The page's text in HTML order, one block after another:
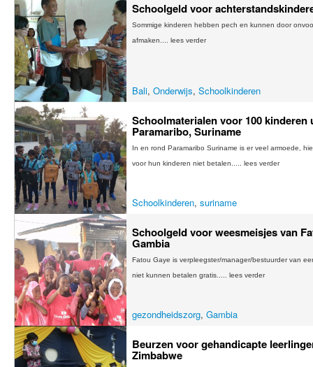
Schoolgeld voor
Sommige kinderen hebben pech en kunnen door
afmaken.... lees verder
Bali, Onderwijs, Schoolkinderen
Schoolmaterialen voor 100
Paramaribo, Suriname
In en rond Paramaribo Suriname is er veel armoede,
voor hun kinderen niet betalen..... lees verder
Schoolkinderen, suriname
Schoolgeld voor weesmeisjes van
Gambia
Fatou Gaye is verpleegster/manager/bestuurder van
niet kunnen betalen gratis..... lees verder
gezondheidszorg, Gambia
Beurzen voor gehandicapte
Zimbabwe